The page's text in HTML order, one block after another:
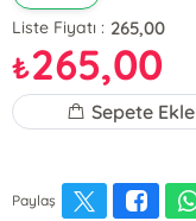
Liste Fiyatı : 265,00
₺265,00
Sepete Ekle
Paylaş